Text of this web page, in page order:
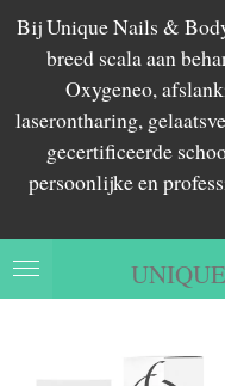
Ga
direct
de
hoofdinhoud
Bij Unique Nails &
breed scala aan
Oxygeneo,
laserontharing,
gecertificeerde
persoonlijke en